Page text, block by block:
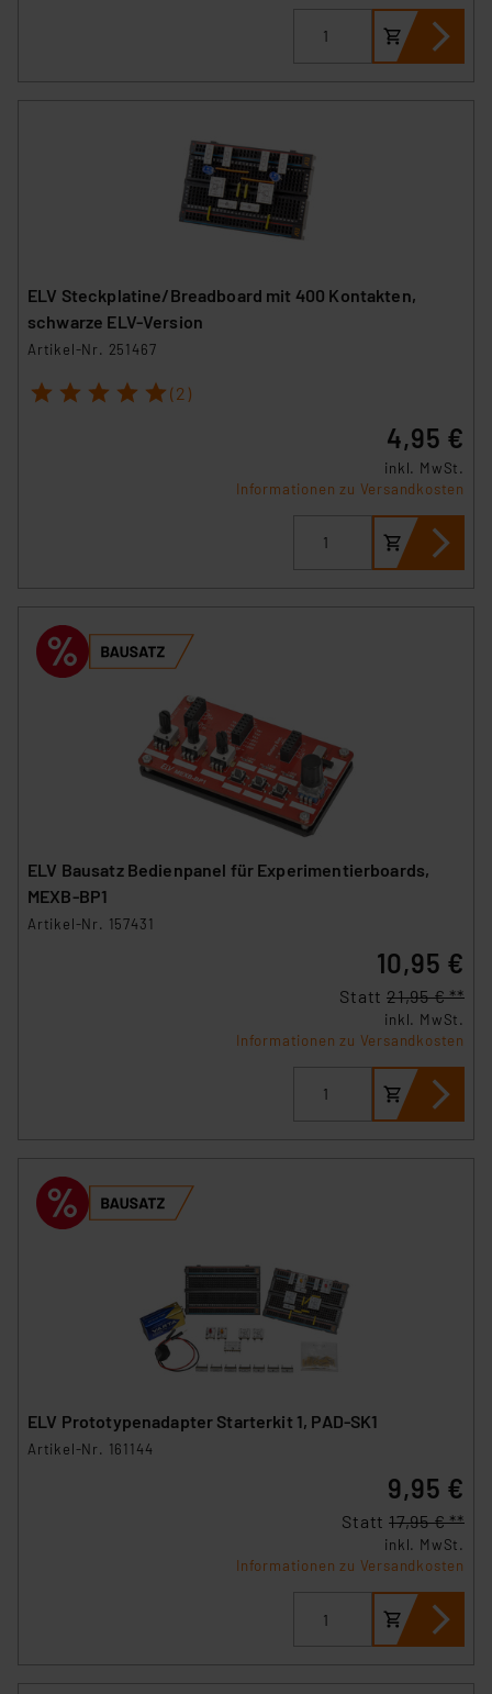
ELV Steckplatine/Breadboard mit 400 Kontakten,
schwarze ELV-Version
Artikel-Nr. 251467
1 2 3 4 5 (2)
4,95 €
inkl. MwSt.
Informationen zu Versandkosten
ELV Bausatz Bedienpanel für Experimentierboards,
MEXB-BP1
Artikel-Nr. 157431
10,95 €
Statt 21,95 € **
inkl. MwSt.
Informationen zu Versandkosten
ELV Prototypenadapter Starterkit 1, PAD-SK1
Artikel-Nr. 161144
9,95 €
Statt 17,95 € **
inkl. MwSt.
Informationen zu Versandkosten